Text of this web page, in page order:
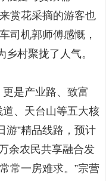
赏花采摘的游客也
司机郭师傅感慨，
村聚拢了人气。
是产业路、致富
、天台山等五大核
游”精品线路，预计
余农民共享融合发
常一房难求。”宗营